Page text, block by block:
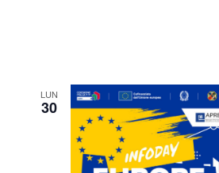
LUN
30